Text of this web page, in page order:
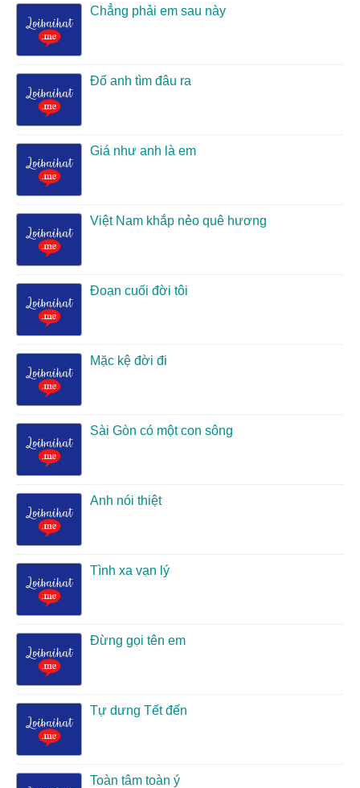
Chẳng phải em sau này
Đố anh tìm đâu ra
Giá như anh là em
Việt Nam khắp nẻo quê hương
Đoạn cuối đời tôi
Mặc kệ đời đi
Sài Gòn có một con sông
Anh nói thiệt
Tình xa vạn lý
Đừng gọi tên em
Tự dưng Tết đến
Toàn tâm toàn ý